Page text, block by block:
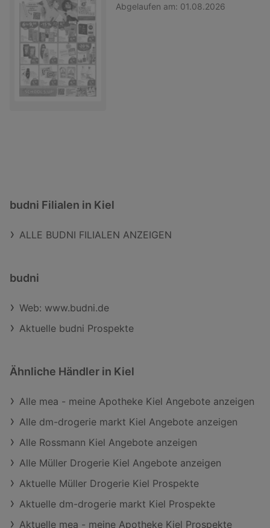
Abgelaufen am: 01.08.2026
budni Filialen in Kiel
ALLE BUDNI FILIALEN ANZEIGEN
budni
Web: www.budni.de
Aktuelle budni Prospekte
Ähnliche Händler in Kiel
Alle mea - meine Apotheke Kiel Angebote anzeigen
Alle dm-drogerie markt Kiel Angebote anzeigen
Alle Rossmann Kiel Angebote anzeigen
Alle Müller Drogerie Kiel Angebote anzeigen
Aktuelle Müller Drogerie Kiel Prospekte
Aktuelle dm-drogerie markt Kiel Prospekte
Aktuelle mea - meine Apotheke Kiel Prospekte